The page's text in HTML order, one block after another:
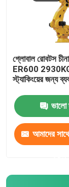
গ্লোবাল রোবটস
ER600
স্ট্যাকিংয়ের জন্য
ভালো
আমাদের